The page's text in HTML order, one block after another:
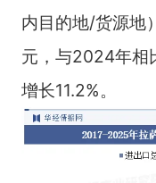
内目的地/货源地
元，与2024年相
增长11.2%。